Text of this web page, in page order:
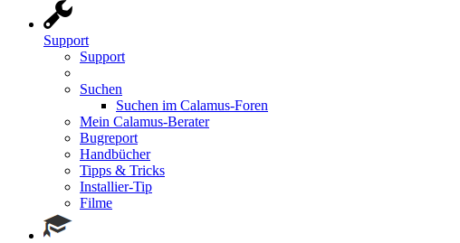
Support
Support
Suchen
Suchen im Calamus-Foren
Mein Calamus-Berater
Bugreport
Handbücher
Tipps & Tricks
Installier-Tip
Filme